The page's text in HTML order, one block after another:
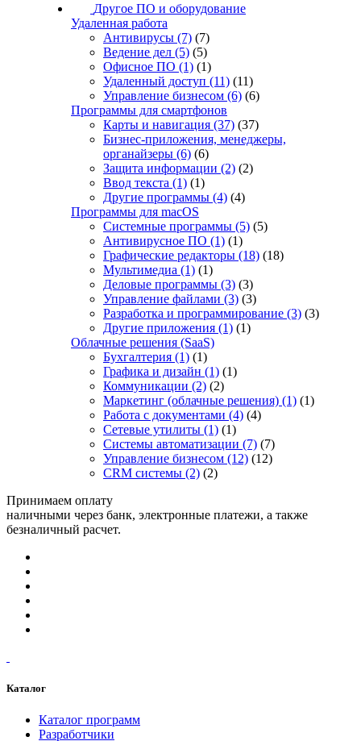
Другое ПО и оборудование
Удаленная работа
Антивирусы (7) (7)
Ведение дел (5) (5)
Офисное ПО (1) (1)
Удаленный доступ (11) (11)
Управление бизнесом (6) (6)
Программы для смартфонов
Карты и навигация (37) (37)
Бизнес-приложения, менеджеры,
органайзеры (6) (6)
Защита информации (2) (2)
Ввод текста (1) (1)
Другие программы (4) (4)
Программы для macOS
Системные программы (5) (5)
Антивирусное ПО (1) (1)
Графические редакторы (18) (18)
Мультимедиа (1) (1)
Деловые программы (3) (3)
Управление файлами (3) (3)
Разработка и программирование (3) (3)
Другие приложения (1) (1)
Облачные решения (SaaS)
Бухгалтерия (1) (1)
Графика и дизайн (1) (1)
Коммуникации (2) (2)
Маркетинг (облачные решения) (1) (1)
Работа с документами (4) (4)
Сетевые утилиты (1) (1)
Системы автоматизации (7) (7)
Управление бизнесом (12) (12)
CRM системы (2) (2)
Принимаем оплату
наличными через банк, электронные платежи, а также
безналичный расчет.
Каталог
Каталог программ
Разработчики